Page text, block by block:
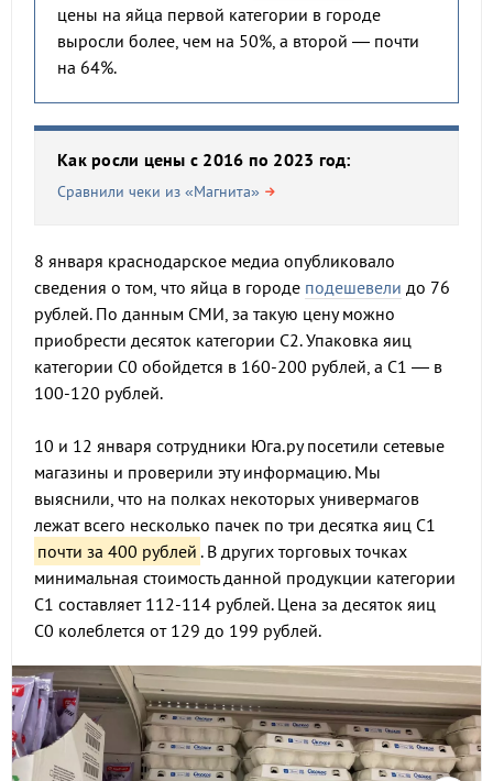
цены на яйца первой категории в городе
выросли более, чем на 50%, а второй — почти
на 64%.
Как росли цены с 2016 по 2023 год:
Сравнили чеки из «Магнита»
8 января краснодарское медиа опубликовало
сведения о том, что яйца в городе подешевели до 76
рублей. По данным СМИ, за такую цену можно
приобрести десяток категории С2. Упаковка яиц
категории С0 обойдется в 160-200 рублей, а С1 — в
100-120 рублей.
10 и 12 января сотрудники Юга.ру посетили сетевые
магазины и проверили эту информацию. Мы
выяснили, что на полках некоторых универмагов
лежат всего несколько пачек по три десятка яиц С1
почти за 400 рублей . В других торговых точках
минимальная стоимость данной продукции категории
С1 составляет 112-114 рублей. Цена за десяток яиц
С0 колеблется от 129 до 199 рублей.